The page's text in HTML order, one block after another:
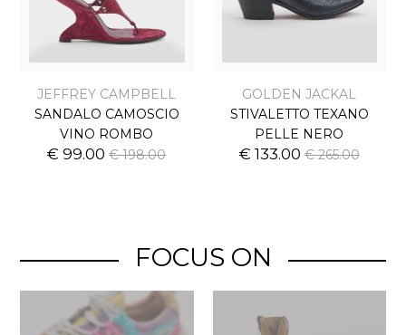
JEFFREY CAMPBELL
SANDALO CAMOSCIO
VINO ROMBO
€ 99.00€ 198.00
GOLDEN JACKAL
STIVALETTO TEXANO
PELLE NERO
€ 133.00€ 265.00
FOCUS ON